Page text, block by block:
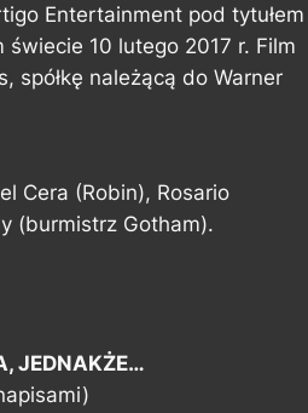
Entertainment pod tytułem
świecie 10 lutego 2017 r. Film
spółkę należącą do Warner
Cera (Robin), Rosario
(burmistrz Gotham).
JEDNAKŻE…